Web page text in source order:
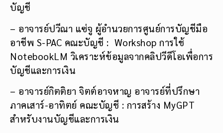
บัญชี
– อาจารย์ปวีณา แซ่จู ผู้อำนวยการศูนย์การบัญชีมือ
อาชีพ S-PAC คณะบัญชี : Workshop การใช้
NotebookLM วิเคราะห์ข้อมูลจากคลิปวีดีโอเพื่อการ
บัญชีและการเงิน
– อาจารย์กิตติยา จิตต์อาจหาญ อาจารย์ที่ปรึกษา
ภาคเสาร์-อาทิตย์ คณะบัญชี : การสร้าง MyGPT
สำหรับงานบัญชีและการเงิน